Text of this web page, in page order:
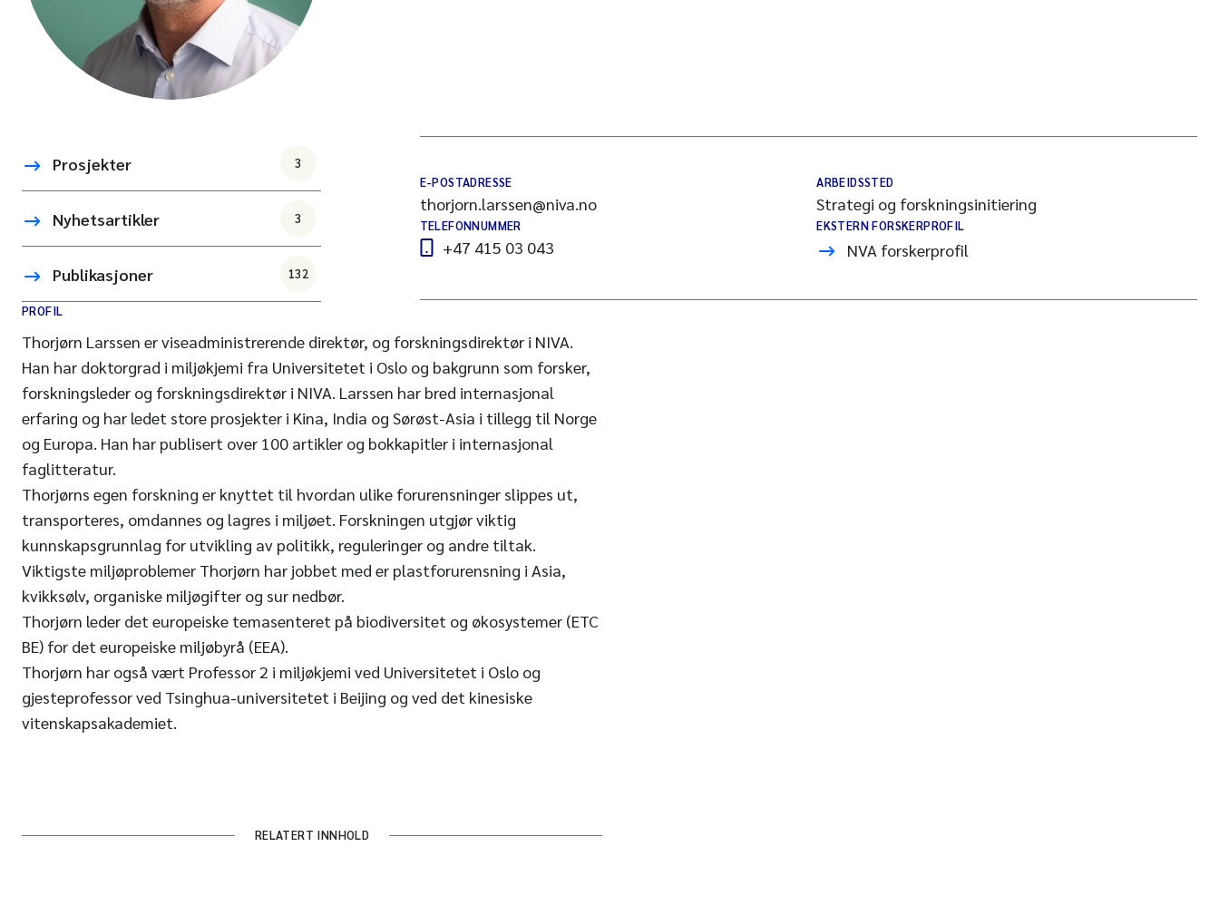
Prosjekter 3
Nyhetsartikler 3
Publikasjoner 132
E-POSTADRESSE
thorjorn.larssen@niva.no
TELEFONNUMMER
+47 415 03 043
ARBEIDSSTED
Strategi og forskningsinitiering
EKSTERN FORSKERPROFIL
NVA forskerprofil
PROFIL
Thorjørn Larssen er viseadministrerende direktør, og forskningsdirektør i NIVA.
Han har doktorgrad i miljøkjemi fra Universitetet i Oslo og bakgrunn som forsker,
forskningsleder og forskningsdirektør i NIVA. Larssen har bred internasjonal
erfaring og har ledet store prosjekter i Kina, India og Sørøst-Asia i tillegg til Norge
og Europa. Han har publisert over 100 artikler og bokkapitler i internasjonal
faglitteratur.
Thorjørns egen forskning er knyttet til hvordan ulike forurensninger slippes ut,
transporteres, omdannes og lagres i miljøet. Forskningen utgjør viktig
kunnskapsgrunnlag for utvikling av politikk, reguleringer og andre tiltak.
Viktigste miljøproblemer Thorjørn har jobbet med er plastforurensning i Asia,
kvikksølv, organiske miljøgifter og sur nedbør.
Thorjørn leder det europeiske temasenteret på biodiversitet og økosystemer (ETC
BE) for det europeiske miljøbyrå (EEA).
Thorjørn har også vært Professor 2 i miljøkjemi ved Universitetet i Oslo og
gjesteprofessor ved Tsinghua-universitetet i Beijing og ved det kinesiske
vitenskapsakademiet.
RELATERT INNHOLD